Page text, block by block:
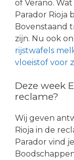
of Verano.
Parador Rioja
Bovenstaand
zijn. Nu ook
rijstwafels
vloeistof voor
Deze week
reclame?
Wij geven
Rioja in de
Parador vind